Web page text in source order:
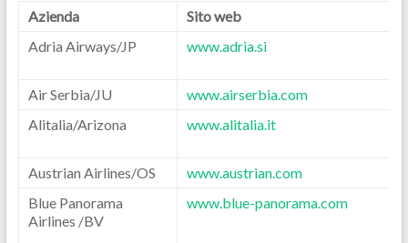
Azienda
Sito web
Adria Airways/JP
www.adria.si
Air Serbia/JU
www.airserbia.com
Alitalia/Arizona
www.alitalia.it
Austrian Airlines/OS
www.austrian.com
Blue Panorama
Airlines /BV
www.blue-panorama.com